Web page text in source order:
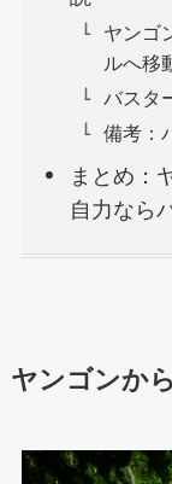
ヤンゴ
ルへ移
バスタ
備考：
まとめ：
自力なら
ヤンゴンか